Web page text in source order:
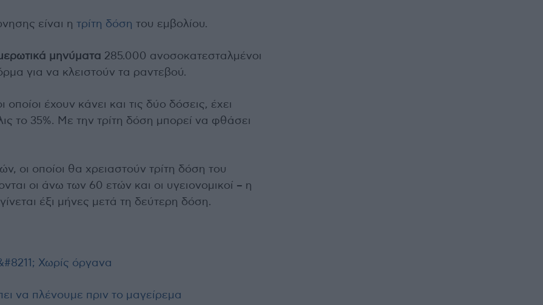
είναι η τρίτη δόση του εμβολίου.
μηνύματα 285.000 ανοσοκατεσταλμένοι
για να κλειστούν τα ραντεβού.
έχουν κάνει και τις δύο δόσεις, έχει
το 35%. Με την τρίτη δόση μπορεί να φθάσει
οι οποίοι θα χρειαστούν τρίτη δόση του
οι άνω των 60 ετών και οι υγειονομικοί – η
έξι μήνες μετά τη δεύτερη δόση.
Χωρίς όργανα
να πλένουμε πριν το μαγείρεμα